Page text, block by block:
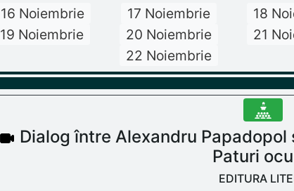
16 Noiembrie 17 Noiembrie
18
19 Noiembrie
20 Noiembrie
21
22 Noiembrie
Dialog între Alexandru
Paturi
EDITURA